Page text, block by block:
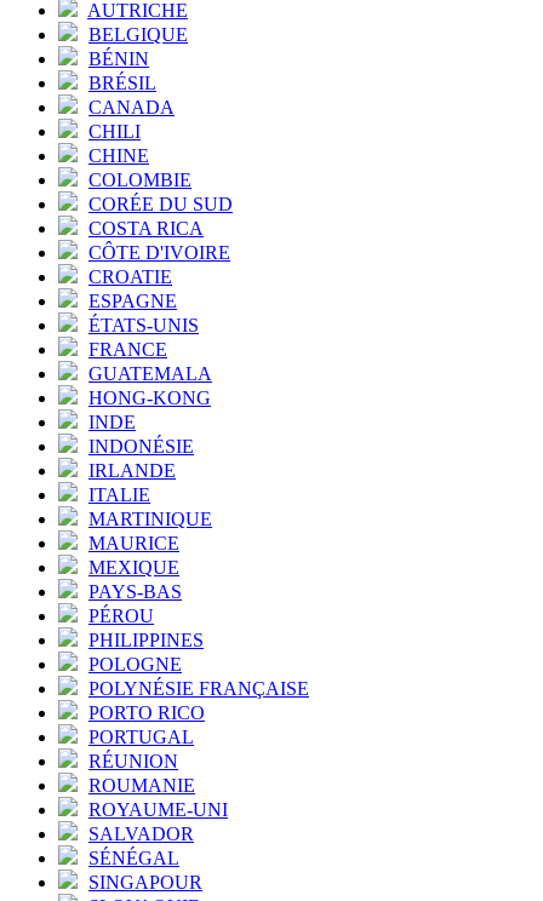
AUTRICHE
BELGIQUE
BÉNIN
BRÉSIL
CANADA
CHILI
CHINE
COLOMBIE
CORÉE DU SUD
COSTA RICA
CÔTE D'IVOIRE
CROATIE
ESPAGNE
ÉTATS-UNIS
FRANCE
GUATEMALA
HONG-KONG
INDE
INDONÉSIE
IRLANDE
ITALIE
MARTINIQUE
MAURICE
MEXIQUE
PAYS-BAS
PÉROU
PHILIPPINES
POLOGNE
POLYNÉSIE FRANÇAISE
PORTO RICO
PORTUGAL
RÉUNION
ROUMANIE
ROYAUME-UNI
SALVADOR
SÉNÉGAL
SINGAPOUR